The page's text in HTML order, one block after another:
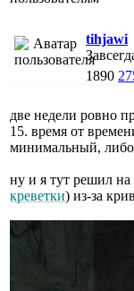
tihjawi
1890
две недели ровно
15. время от
минимальный, либо
ну и я тут решил на
креветки) из-за